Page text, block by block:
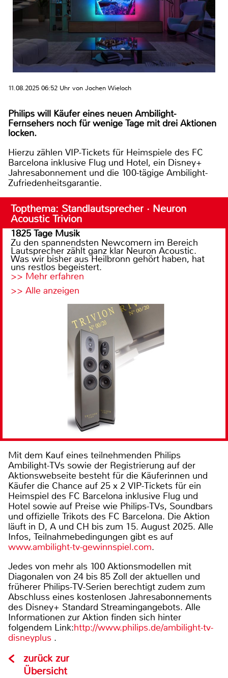
11.08.2025 06:52 Uhr von Jochen Wieloch
Philips will Käufer eines neuen Ambilight-
Fernsehers noch für wenige Tage mit drei Aktionen
locken.
Hierzu zählen VIP-Tickets für Heimspiele des FC
Barcelona inklusive Flug und Hotel, ein Disney+
Jahresabonnement und die 100-tägige Ambilight-
Zufriedenheitsgarantie.
Topthema: Standlautsprecher · Neuron
Acoustic Trivion
1825 Tage Musik
Zu den spannendsten Newcomern im Bereich
Lautsprecher zählt ganz klar Neuron Acoustic.
Was wir bisher aus Heilbronn gehört haben, hat
uns restlos begeistert.
>> Mehr erfahren
>> Alle anzeigen
Mit dem Kauf eines teilnehmenden Philips
Ambilight-TVs sowie der Registrierung auf der
Aktionswebseite besteht für die Käuferinnen und
Käufer die Chance auf 25 x 2 VIP-Tickets für ein
Heimspiel des FC Barcelona inklusive Flug und
Hotel sowie auf Preise wie Philips-TVs, Soundbars
und offizielle Trikots des FC Barcelona. Die Aktion
läuft in D, A und CH bis zum 15. August 2025. Alle
Infos, Teilnahmebedingungen gibt es auf
www.ambilight-tv-gewinnspiel.com.
Jedes von mehr als 100 Aktionsmodellen mit
Diagonalen von 24 bis 85 Zoll der aktuellen und
früherer Philips-TV-Serien berechtigt zudem zum
Abschluss eines kostenlosen Jahresabonnements
des Disney+ Standard Streamingangebots. Alle
Informationen zur Aktion finden sich hinter
folgendem Link:http://www.philips.de/ambilight-tv-
disneyplus .
zurück zur
Übersicht